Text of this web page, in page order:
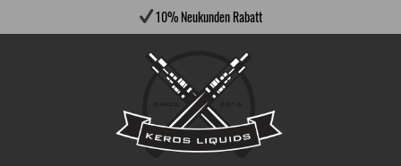
10% Neukunden Rabatt